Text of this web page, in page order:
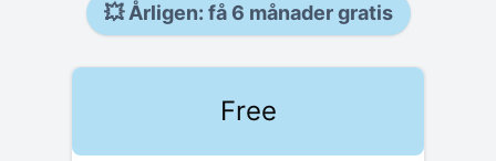
💥Årligen: få 6 månader gratis
Free